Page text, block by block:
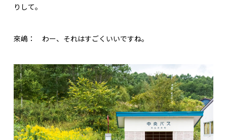
りして。
來嶋： わー、それはすごくいいですね。